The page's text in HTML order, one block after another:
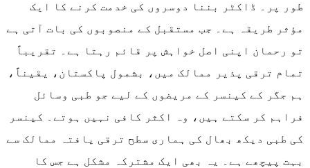
طور پر۔ ڈاکٹر بننا دوسروں کی خدمت کرنے کا ایک
مؤثر طریقہ ہے۔ جب مستقبل کے منصوبوں کی بات آتی ہے
تو رحمان اپنی اصل خواہش پر قائم رہتا ہے۔ تقریباً
تمام ترقی پذیر ممالک میں، بشمول پاکستان، یقیناً،
ہم جگر کے کینسر کے مریضوں کے لیے جو طبی وسائل
فراہم کر سکتے ہیں، وہ اکثر کافی نہیں ہوتے۔ کینسر
کی طبی دیکھ بھال کی ہماری سطح ترقی یافتہ ممالک سے
بہت پیچھے ہے۔ یہ بھی ایک مشترکہ مشکل ہے جس کا